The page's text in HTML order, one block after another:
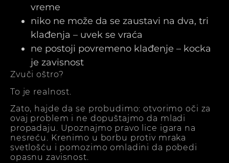
vreme
niko ne može da se zaustavi na dva, tri
klađenja – uvek se vraća
ne postoji povremeno klađenje – kocka
je zavisnost
Zvuči oštro?
To je realnost.
Zato, hajde da se probudimo: otvorimo oči za
ovaj problem i ne dopuštajmo da mladi
propadaju. Upoznajmo pravo lice igara na
nesreću. Krenimo u borbu protiv mraka
svetlošću i pomozimo omladini da pobedi
opasnu zavisnost.